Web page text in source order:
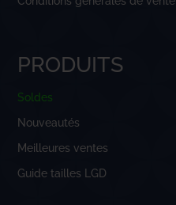
PRODUITS
Soldes
Nouveautés
Meilleures ventes
Guide tailles LGD